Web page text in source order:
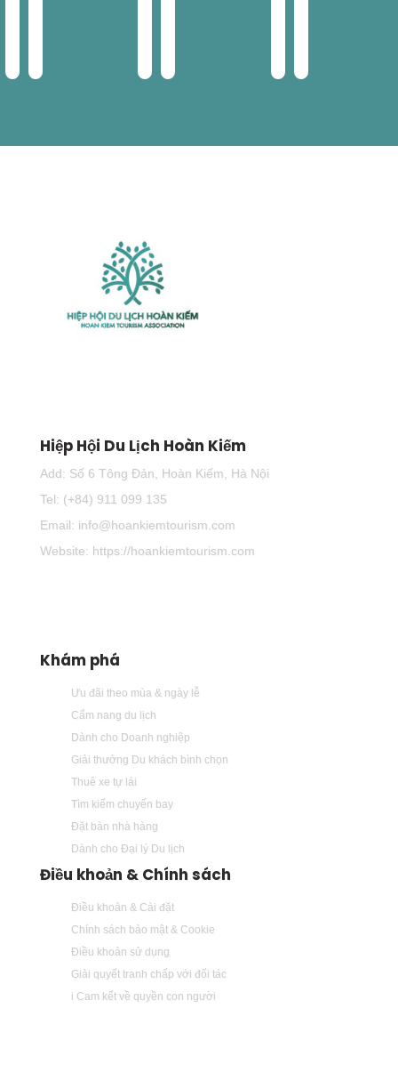
Hiệp Hội Du Lịch Hoàn Kiếm
Add: Số 6 Tông Đản, Hoàn Kiếm, Hà Nội
Tel: (+84) 911 099 135
Email: info@hoankiemtourism.com
Website: https://hoankiemtourism.com
Khám phá
Ưu đãi theo mùa & ngày lễ
Cẩm nang du lịch
Dành cho Doanh nghiệp
Giải thưởng Du khách bình chọn
Thuê xe tự lái
Tìm kiếm chuyến bay
Đặt bàn nhà hàng
Dành cho Đại lý Du lịch
Điều khoản & Chính sách
Điều khoản & Cài đặt
Chính sách bảo mật & Cookie
Điều khoản sử dụng
Giải quyết tranh chấp với đối tác
i Cam kết về quyền con người